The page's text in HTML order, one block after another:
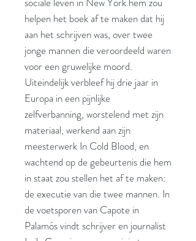
helpen het boek af te maken dat hij
aan het schrijven was, over twee
jonge mannen die veroordeeld waren
voor een gruwelijke moord.
Uiteindelijk verbleef hij drie jaar in
Europa in een pijnlijke
zelfverbanning, worstelend met zijn
materiaal, werkend aan zijn
meesterwerk In Cold Blood, en
wachtend op de gebeurtenis die hem
in staat zou stellen het af te maken:
de executie van die twee mannen. In
de voetsporen van Capote in
Palamós vindt schrijver en journalist